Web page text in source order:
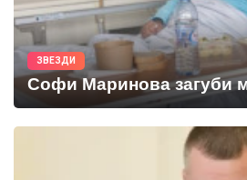
ЗВЕЗДИ
Софи Маринова загуби